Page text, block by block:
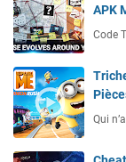
APK
Code
Qui